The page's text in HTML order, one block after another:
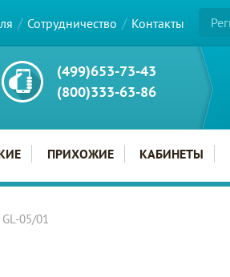
Сотрудничество Контакты
(499)653-73-43
(800)333-63-86
ПРИХОЖИЕ КАБИНЕТЫ
05/01